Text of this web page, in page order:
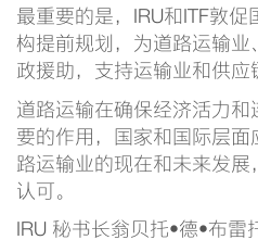
最重要的是，IRU和ITF敦
构提前规划，为道路运输
政援助，支持运输业和供应
道路运输在确保经济活力
要的作用，国家和国际层
路运输业的现在和未来发
认可。
IRU 秘书长翁贝托•德•布雷